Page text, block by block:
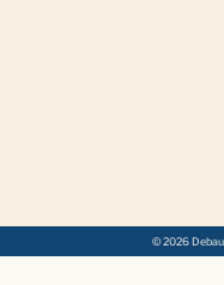
© 2026